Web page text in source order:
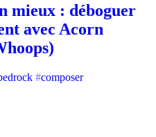
mieux : déboguer
avec Acorn
composer